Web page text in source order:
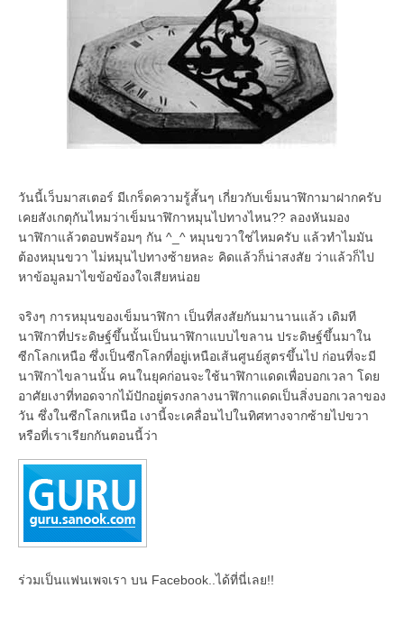
วันนี้เว็บมาสเตอร์ มีเกร็ดความรู้สั้นๆ เกี่ยวกับเข็มนาฬิกามาฝากครับ
เคยสังเกตุกันไหมว่าเข็มนาฬิกาหมุนไปทางไหน?? ลองหันมอง
นาฬิกาแล้วตอบพร้อมๆ กัน ^_^ หมุนขวาใช่ไหมครับ แล้วทำไมมัน
ต้องหมุนขวา ไม่หมุนไปทางซ้ายหละ คิดแล้วก็น่าสงสัย ว่าแล้วก็ไป
หาข้อมูลมาไขข้อข้องใจเสียหน่อย
จริงๆ การหมุนของเข็มนาฬิกา เป็นที่สงสัยกันมานานแล้ว เดิมที
นาฬิกาที่ประดิษฐ์ขึ้นนั้นเป็นนาฬิกาแบบไขลาน ประดิษฐ์ขึ้นมาใน
ซีกโลกเหนือ ซึ่งเป็นซีกโลกที่อยู่เหนือเส้นศูนย์สูตรขึ้นไป ก่อนที่จะมี
นาฬิกาไขลานนั้น คนในยุคก่อนจะใช้นาฬิกาแดดเพื่อบอกเวลา โดย
อาศัยเงาที่ทอดจากไม้ปักอยู่ตรงกลางนาฬิกาแดดเป็นสิ่งบอกเวลาของ
วัน ซึ่งในซีกโลกเหนือ เงานี้จะเคลื่อนไปในทิศทางจากซ้ายไปขวา
หรือที่เราเรียกกันตอนนี้ว่า
ร่วมเป็นแฟนเพจเรา บน Facebook..ได้ที่นี่เลย!!